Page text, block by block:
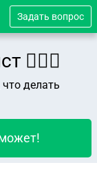
Задать вопрос
👨🏻‍⚖️
делать